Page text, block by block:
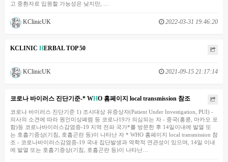
고 중환자로 입원할 가능성은 낮지만, …
KClinicUK 2022-03-31 19:46:20
KCLINIC HERBAL TOP 50
KClinicUK 2021-09-15 21:17:14
코로나 바이러스 진단기준-* WHO 홈페이지 local transmission 참조
코로나 바이러스 진단기준 1) 조사대상 유증상자(Patient Under Investigation, PUI) -
의사의 소견에 따라 원인미상폐렴 등 코로나19가 의심되는 자 - 중국(홍콩, 마카오 포
함)등 코로나바이러스감염증-19 지역 전파 국가*를 방문한 후 14일이내에 발열 또
는 호흡기증상(기침, 호흡곤란 등)이 나타난 자 * WHO 홈페이지 local transmission 참
조 - 코로나바이러스감염증-19 국내 집단발생과 역학적 연관성이 있으며, 14일 이내
에 발열 또는 호흡기증상(기침, 호흡곤란 등)이 나타난…